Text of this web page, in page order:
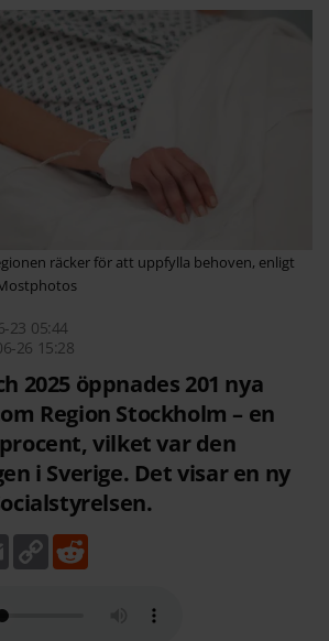
räcker för att uppfylla behoven, enligt
23 05:44
26 15:28
2025 öppnades 201 nya
Region Stockholm – en
vilket var den
i Sverige. Det visar en ny
E
m
C
o